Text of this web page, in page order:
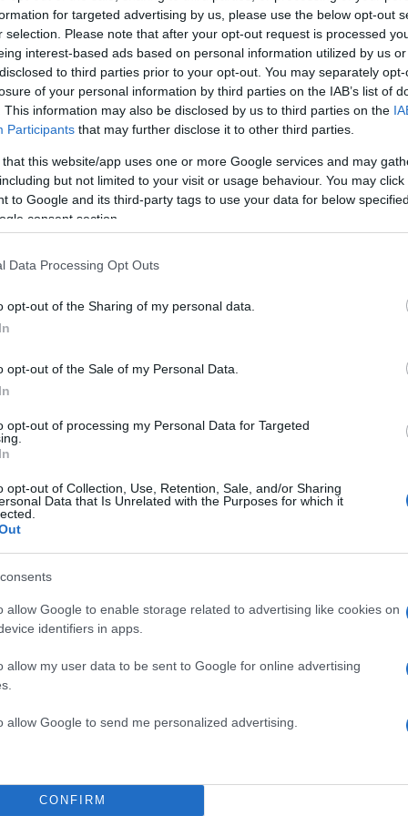
for targeted advertising by us, please use the below opt-out
selection. Please note that after your opt-out request is processed
interest-based ads based on personal information utilized by us
to third parties prior to your opt-out. You may separately
of your personal information by third parties on the IAB’s list of
This information may also be disclosed by us to third parties on the
Participants that may further disclose it to other third parties.
that this website/app uses one or more Google services and may
but not limited to your visit or usage behaviour. You may
to Google and its third-party tags to use your data for below
consent section.
Data Processing Opt Outs
opt-out of the Sharing of my personal data.
opt-out of the Sale of my Personal Data.
opt-out of processing my Personal Data for Targeted
opt-out of Collection, Use, Retention, Sale, and/or Sharing
Data that Is Unrelated with the Purposes for which it
allow Google to enable storage related to advertising like cookies on
identifiers in apps.
allow my user data to be sent to Google for online advertising
allow Google to send me personalized advertising.
CONFIRM
στο